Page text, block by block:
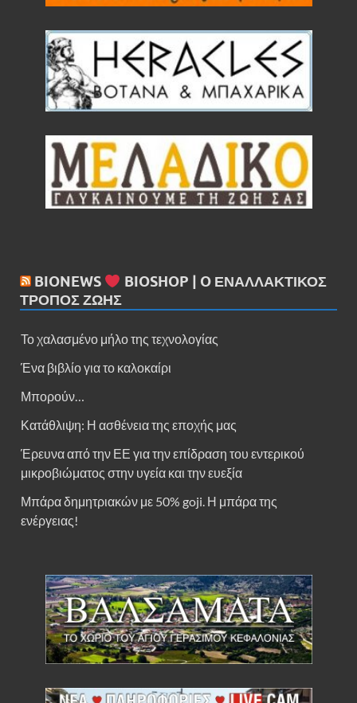
YOGI COLD BREW BERRY MIX ΒΙΟ 30g
BIONEWS
BIOSHOP | O ΕΝΑΛΛΑΚΤΙΚΌΣ
ΤΡΌΠΟΣ ΖΩΉΣ
Το χαλασμένο μήλο της τεχνολογίας
Ένα βιβλίο για το καλοκαίρι
Μπορούν…
Κατάθλιψη: Η ασθένεια της εποχής μας
Έρευνα από την ΕΕ για την επίδραση του εντερικού
μικροβιώματος στην υγεία και την ευεξία
Μπάρα δημητριακών με 50% goji. Η μπάρα της
ενέργειας!